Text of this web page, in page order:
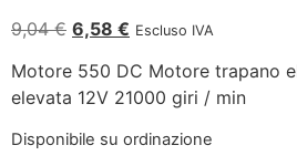
9,04€ 6,58 € Escluso IVA
Motore 550 DC Motore trapano
elevata 12V 21000 giri / min
Disponibile su ordinazione